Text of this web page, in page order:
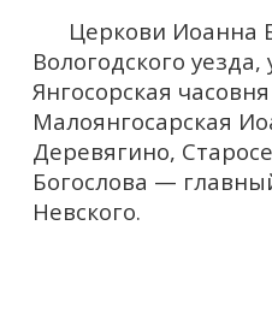
Церкови Иоанна
Вологодского
Янгосорская
Малоянгосарская
Деревягино,
Богослова —
Невского.